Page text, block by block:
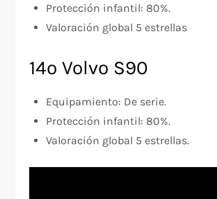
Protección infantil: 80%.
Valoración global 5 estrellas
14º Volvo S90
Equipamiento: De serie.
Protección infantil: 80%.
Valoración global 5 estrellas.